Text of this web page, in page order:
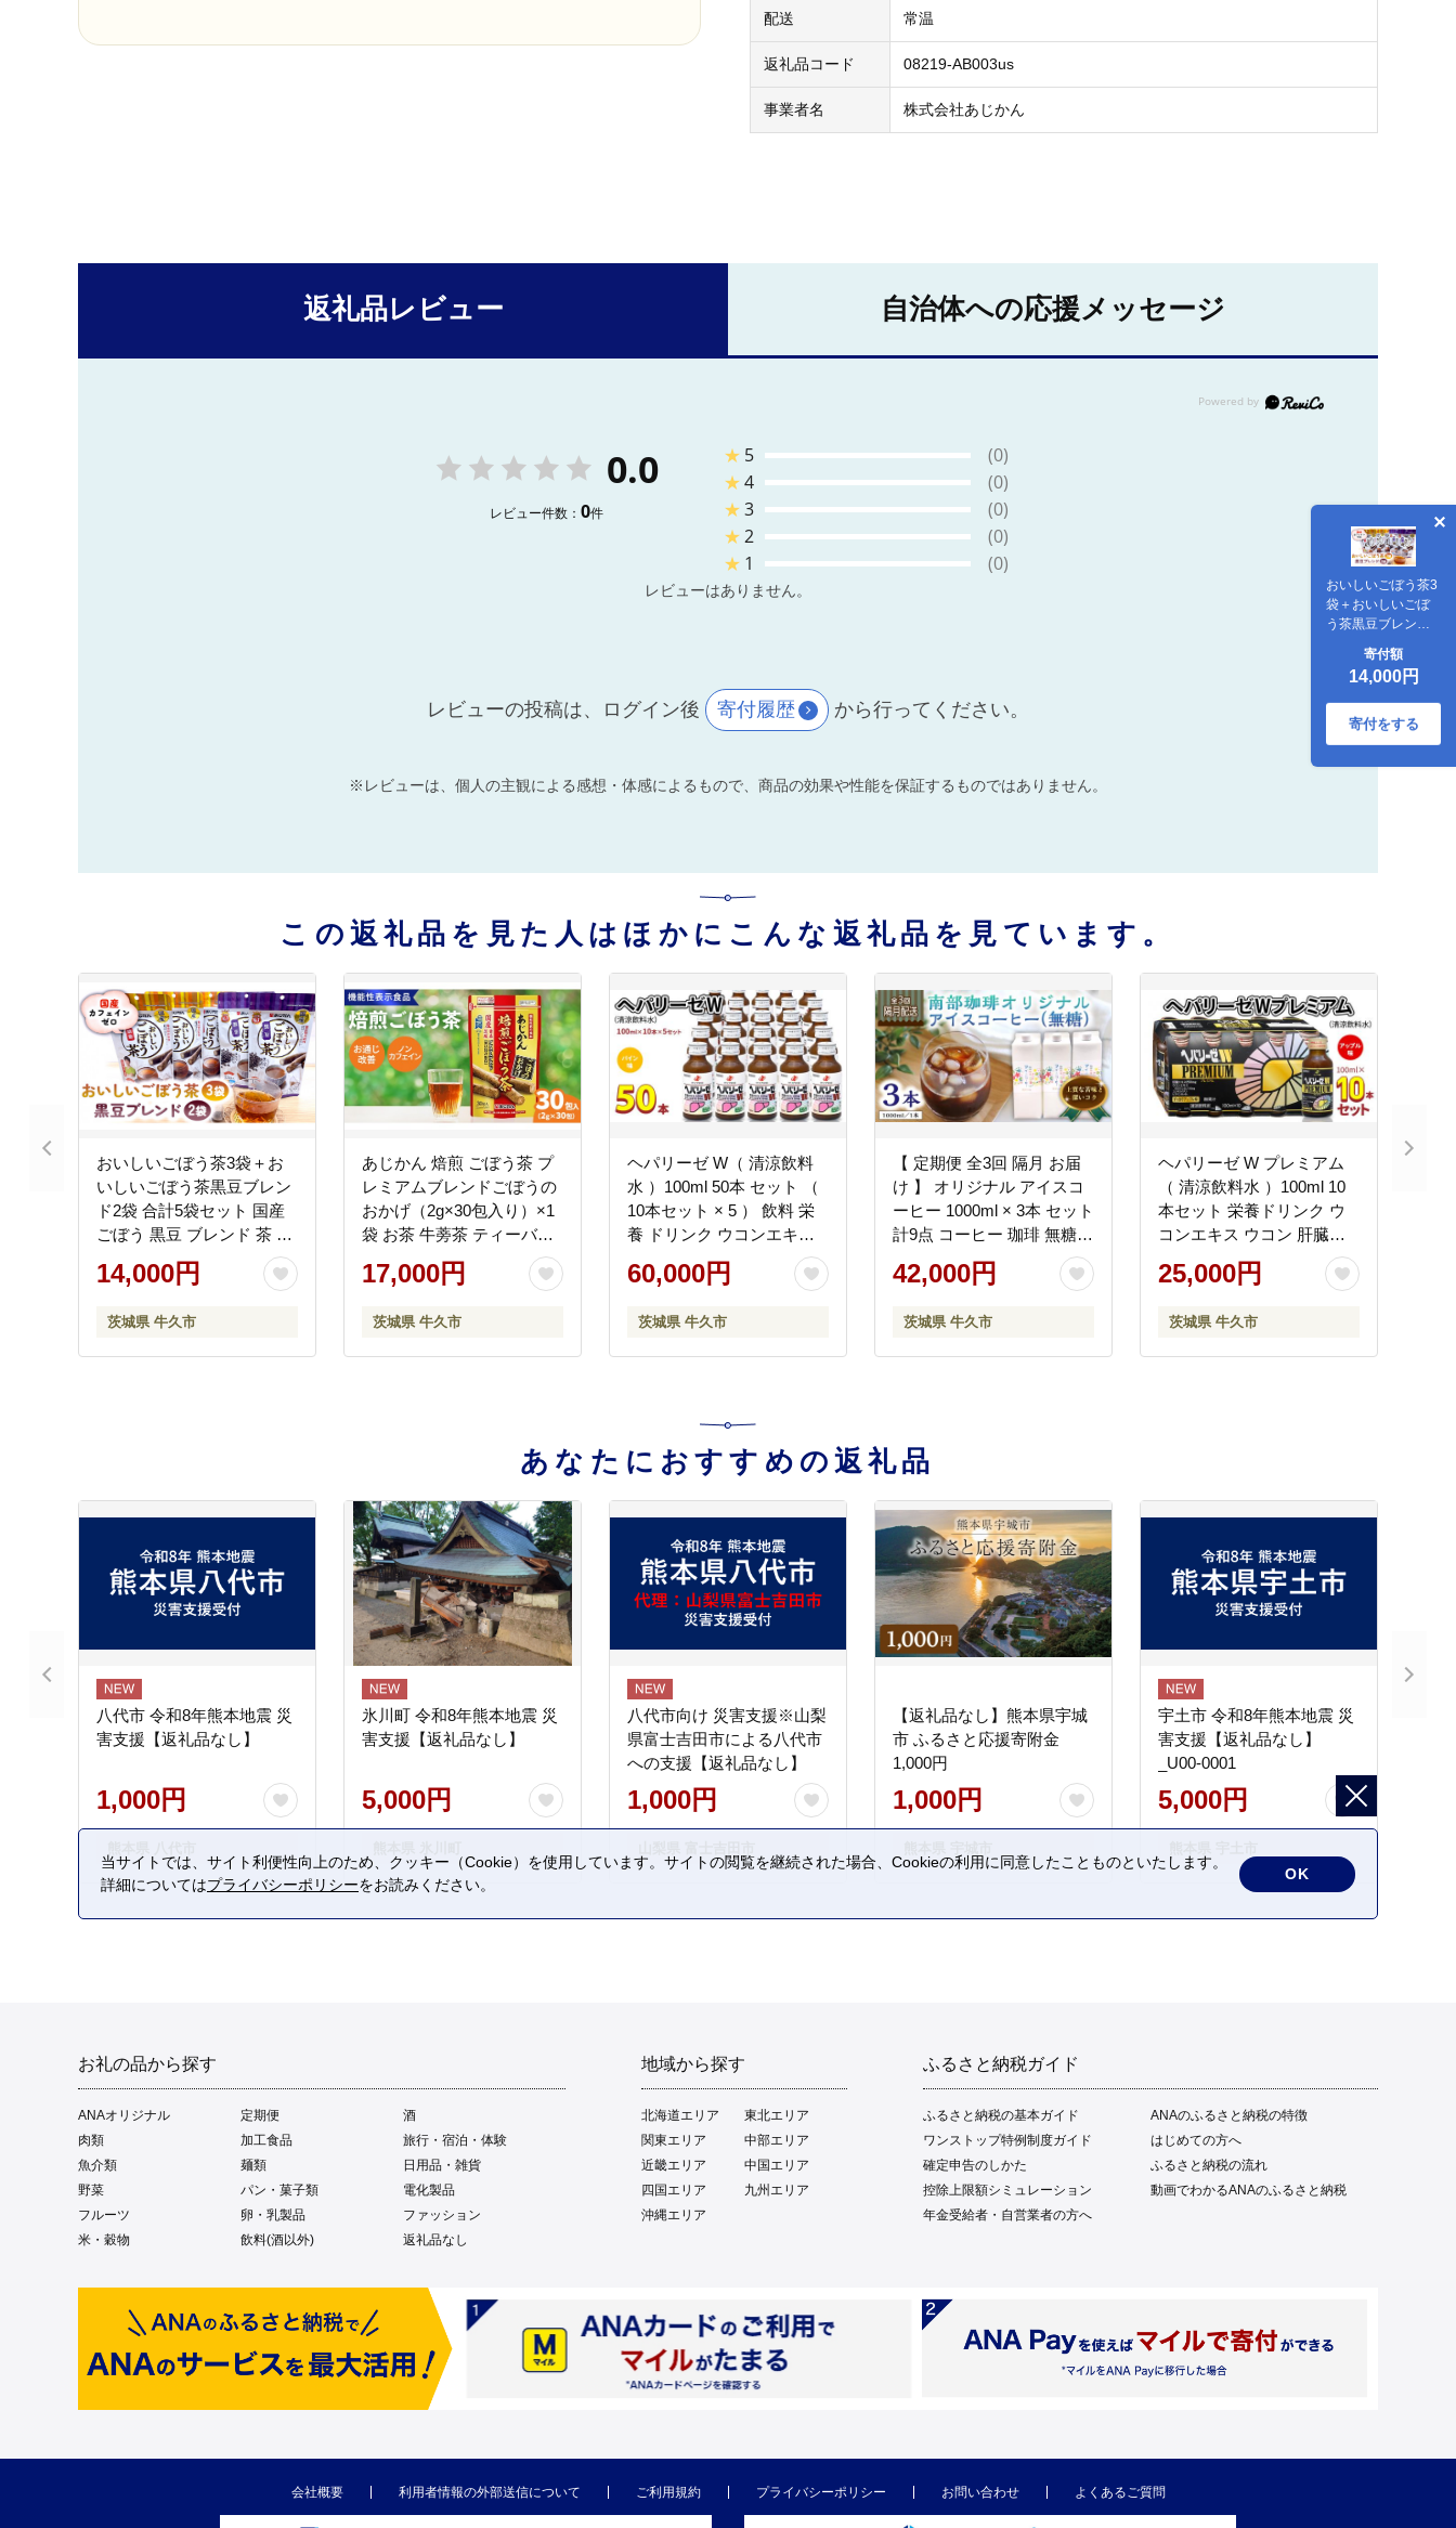
おいしいごぼう茶3
袋＋おいしいごぼ
う茶黒豆ブレンド2
国産 ごぼう 黒豆 ブ
レンド 茶 南雲博士
監修 焙煎 あじかん
飲み比べ セット テ
ィーパック
寄付額
14,000円
寄付をする
配送 常温
返礼品コード 08219-AB003us
事業者名 株式会社あじかん
返礼品レビュー 自治体への応援メッセージ
0.0
レビュー件数： 0件
★ 5
(0)
★4
(0)
★3
(0)
★2
(0)
★ 1 (0)
レビューはありません。
レビューの投稿は、ログイン後 寄付履歴 から行ってください。
※レビューは、個人の主観による感想・体感によるもので、商品の効果や性能を保証するものではありません。
この返礼品を見た人はほかにこんな返礼品を見ています。
おいしいごぼう茶3袋＋お
いしいごぼう茶黒豆ブレン
ド2袋 合計5袋セット 国産
ごぼう 黒豆 ブレンド 茶 南
雲博士 監修 焙煎 あじかん
飲み比べ セット ティーパ
14,000円
茨城県 牛久市
あじかん 焙煎 ごぼう茶 プ
レミアムブレンドごぼうの
おかげ（2g×30包入り）×1
袋 お茶 牛蒡茶 ティーバッ
グ 健康茶 ノンカフェイン
イヌリン クロロゲン酸 お
フト
17,000円
茨城県 牛久市
ヘパリーゼ W（ 清涼飲料
水 ）100ml 50本 セット （
10本セット × 5 ） 飲料 栄
養 ドリンク ウコンエキス
ウコン 肝臓エキス 食物繊
維 ビタミン パイン 無果汁
60,000円
茨城県 牛久市
【 定期便 全3回 隔月 お届
け 】 オリジナル アイスコ
ーヒー 1000ml × 3本 セット
計9点 コーヒー 珈琲 無糖
すっきり 自家焙煎 ブレン
ド ネルドリップ トラジャ
42,000円
茨城県 牛久市
ヘパリーゼ W プレミアム
（ 清涼飲料水 ）100ml 10
本セット 栄養ドリンク ウ
コンエキス ウコン 肝臓エ
25,000円
茨城県 牛久市
あなたにおすすめの返礼品
八代市 令和8年熊本地震 災
害支援【返礼品なし】
1,000円
氷川町 令和8年熊本地震 災
害支援【返礼品なし】
5,000円
八代市向け 災害支援※山梨
県富士吉田市による八代市
への支援【返礼品なし】
1,000円
【返礼品なし】熊本県宇城
市 ふるさと応援寄附金
1,000円
1,000円
宇土市 令和8年熊本地震 災
害支援【返礼品なし】
_U00-0001
5,000円
お礼の品から探す
ANAオリジナル 定期便
酒
肉類
加工食品
旅行・宿泊・体験
魚介類
麺類
日用品・雑貨
野菜
パン・菓子類
電化製品
フルーツ
卵・乳製品
ファッション
米・穀物
飲料(酒以外) 返礼品なし
地域から探す
北海道エリア
東北エリア
関東エリア
中部エリア
近畿エリア
中国エリア
四国エリア
九州エリア
沖縄エリア
ふるさと納税ガイド
ふるさと納税の基本ガイド
ANAのふるさと納税の特徴
ワンストップ特例制度ガイド
はじめての方へ
確定申告のしかた
ふるさと納税の流れ
控除上限額シミュレーション
動画でわかるANAのふるさと納税
年金受給者・自営業者の方へ
会社概要 利用者情報の外部送信について ご利用規約 プライバシーポリシー お問い合わせ よくあるご質問
当サイトでは、サイト利便性向上のため、クッキー（Cookie）を使用しています。サイトの閲覧を継続された場合、Cookieの利用に同意したことものといたします。
詳細についてはプライバシーポリシーをお読みください。
OK